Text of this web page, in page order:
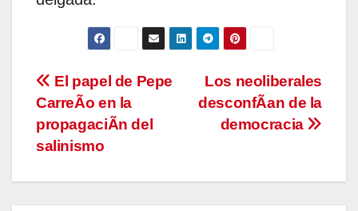
Navegación
de
entradas
Los neoliberales
desconfÃan de la
democracia
El papel de Pepe
CarreÃo en la
propagaciÃn del
salinismo